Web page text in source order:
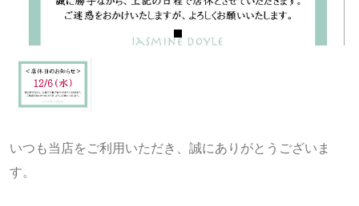
いつも当店をご利用いただき、誠にありがとうございま
す。